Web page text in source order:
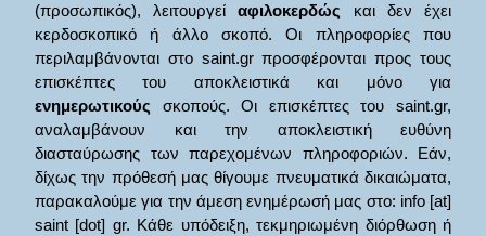
(προσωπικός), λειτουργείαφιλοκερδώς και δεν έχει
κερδοσκοπικό ή άλλο σκοπό. Οι πληροφορίες που
περιλαμβάνονται στο saint.gr προσφέρονται προς τους
επισκέπτες του αποκλειστικά και μόνο για
ενημερωτικούς σκοπούς. Οι επισκέπτες του saint.gr,
αναλαμβάνουν και την αποκλειστική ευθύνη
διασταύρωσης των παρεχομένων πληροφοριών. Εάν,
δίχως την πρόθεσή μας θίγουμε πνευματικά δικαιώματα,
παρακαλούμε για την άμεση ενημέρωσή μας στο: info [at]
saint [dot] gr. Κάθε υπόδειξη, τεκμηριωμένη διόρθωση ή